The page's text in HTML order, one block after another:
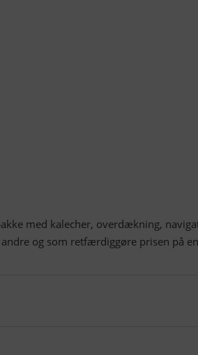
med kalecher, overdækning,
og som retfærdiggøre prisen på en